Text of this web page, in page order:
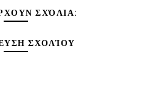
ΣΧΌΛΙΑ:
ΣΧΟΛΊΟΥ